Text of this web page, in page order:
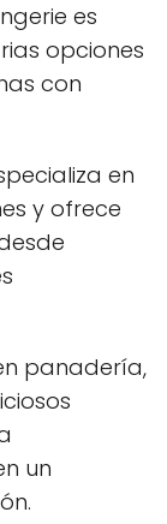
es
opciones
con
en
y ofrece
panadería,
un